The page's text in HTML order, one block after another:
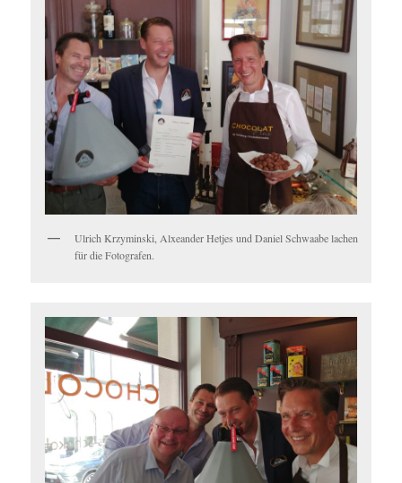
Ulrich Krzyminski, Alxeander Hetjes und Daniel Schwaabe lachen
für die Fotografen.